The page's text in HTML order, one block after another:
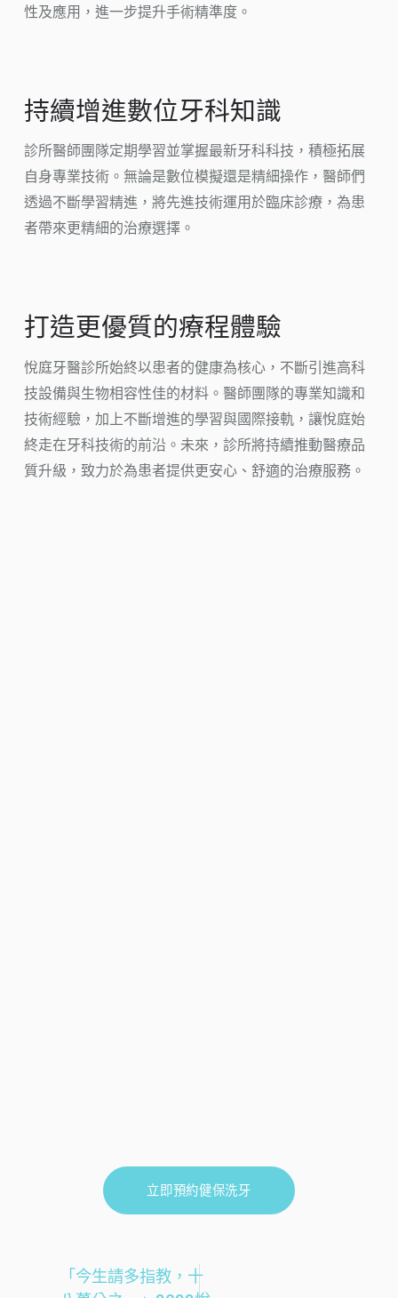
性及應用，進一步提升手術精準度。
持續增進數位牙科知識
診所醫師團隊定期學習並掌握最新牙科科技，積極拓展
自身專業技術。無論是數位模擬還是精細操作，醫師們
透過不斷學習精進，將先進技術運用於臨床診療，為患
者帶來更精細的治療選擇。
打造更優質的療程體驗
悅庭牙醫診所始終以患者的健康為核心，不斷引進高科
技設備與生物相容性佳的材料。醫師團隊的專業知識和
技術經驗，加上不斷增進的學習與國際接軌，讓悅庭始
終走在牙科技術的前沿。未來，診所將持續推動醫療品
質升級，致力於為患者提供更安心、舒適的治療服務。
立即預約健保洗牙
「今生請多指教，十